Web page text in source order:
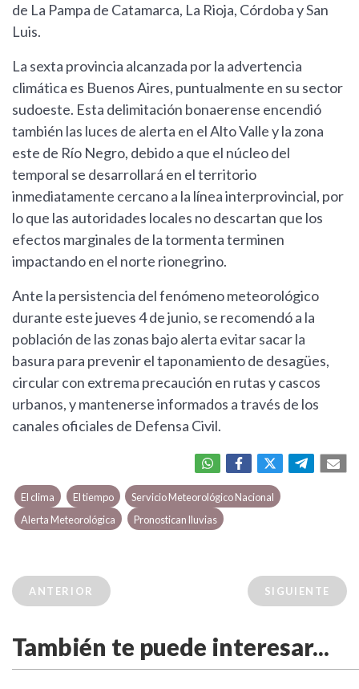
de La Pampa de Catamarca, La Rioja, Córdoba y San
Luis.
La sexta provincia alcanzada por la advertencia
climática es Buenos Aires, puntualmente en su sector
sudoeste. Esta delimitación bonaerense encendió
también las luces de alerta en el Alto Valle y la zona
este de Río Negro, debido a que el núcleo del
temporal se desarrollará en el territorio
inmediatamente cercano a la línea interprovincial, por
lo que las autoridades locales no descartan que los
efectos marginales de la tormenta terminen
impactando en el norte rionegrino.
Ante la persistencia del fenómeno meteorológico
durante este jueves 4 de junio, se recomendó a la
población de las zonas bajo alerta evitar sacar la
basura para prevenir el taponamiento de desagües,
circular con extrema precaución en rutas y cascos
urbanos, y mantenerse informados a través de los
canales oficiales de Defensa Civil.
El clima El tiempo
Servicio Meteorológico Nacional
Alerta Meteorológica
Pronostican lluvias
ANTERIOR SIGUIENTE
También te puede interesar...